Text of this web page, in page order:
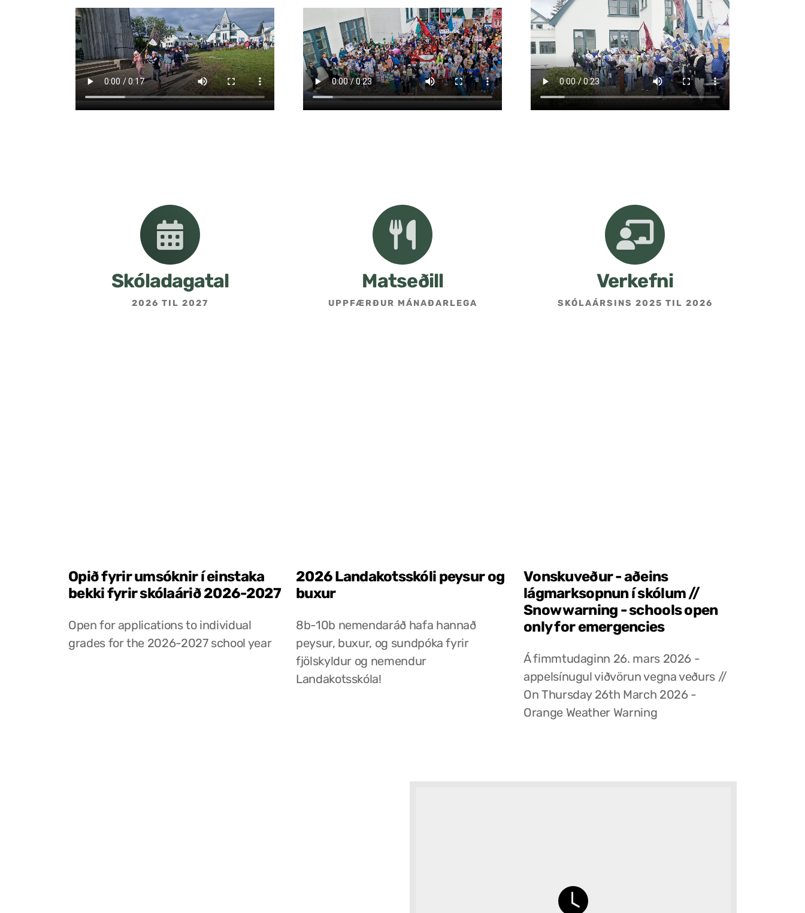
Skóladagatal
2026 TIL 2027
Matseðill
UPPFÆRÐUR MÁNAÐARLEGA
Verkefni
SKÓLAÁRSINS 2025 TIL 2026
Opið fyrir umsóknir í einstaka
bekki fyrir skólaárið 2026-2027
Open for applications to individual
grades for the 2026-2027 school year
2026 Landakotsskóli peysur og
buxur
8b-10b nemendaráð hafa hannað
peysur, buxur, og sundpóka fyrir
fjölskyldur og nemendur
Landakotsskóla!
Vonskuveður - aðeins
lágmarksopnun í skólum //
Snow warning - schools open
only for emergencies
Á fimmtudaginn 26. mars 2026 -
appelsínugul viðvörun vegna veðurs //
On Thursday 26th March 2026 -
Orange Weather Warning